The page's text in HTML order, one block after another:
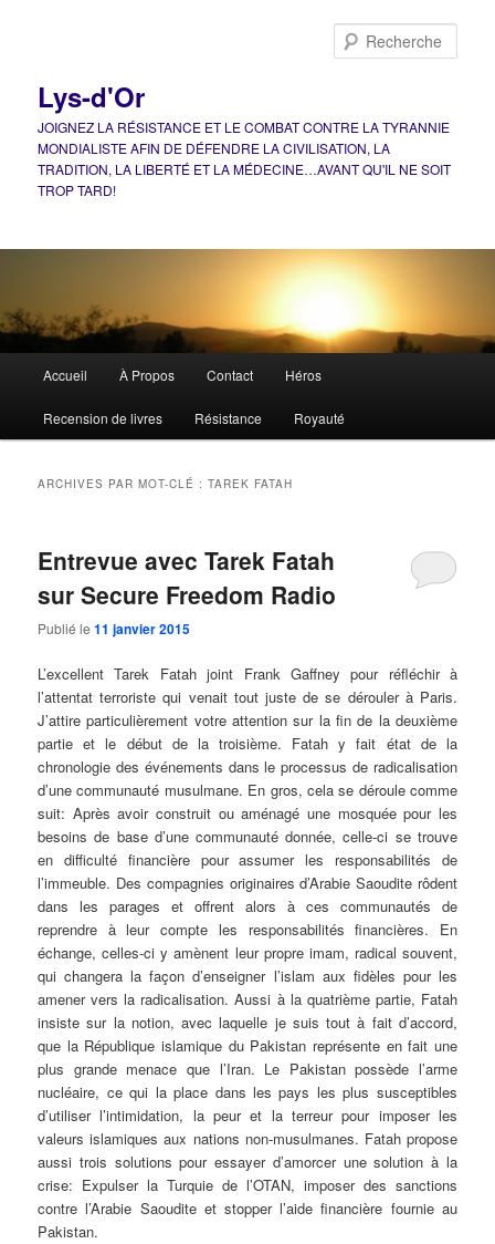
Lys-d'Or
JOIGNEZ LA RÉSISTANCE ET LE COMBAT CONTRE LA TYRANNIE
MONDIALISTE AFIN DE DÉFENDRE LA CIVILISATION, LA
TRADITION, LA LIBERTÉ ET LA MÉDECINE…AVANT QU'IL NE SOIT
TROP TARD!
principal
Accueil À Propos Contact Héros
Recension de livres Résistance Royauté
ARCHIVES PAR MOT-CLÉ :TAREK FATAH
Entrevue avec Tarek Fatah
sur Secure Freedom Radio
Publié le11 janvier 2015
L’excellent Tarek Fatah joint Frank Gaffney pour réfléchir à
l’attentat terroriste qui venait tout juste de se dérouler à Paris.
J’attire particulièrement votre attention sur la fin de la deuxième
partie et le début de la troisième. Fatah y fait état de la
chronologie des événements dans le processus de radicalisation
d’une communauté musulmane. En gros, cela se déroule comme
suit: Après avoir construit ou aménagé une mosquée pour les
besoins de base d’une communauté donnée, celle-ci se trouve
en difficulté financière pour assumer les responsabilités de
l’immeuble. Des compagnies originaires d’Arabie Saoudite rôdent
dans les parages et offrent alors à ces communautés de
reprendre à leur compte les responsabilités financières. En
échange, celles-ci y amènent leur propre imam, radical souvent,
qui changera la façon d’enseigner l’islam aux fidèles pour les
amener vers la radicalisation. Aussi à la quatrième partie, Fatah
insiste sur la notion, avec laquelle je suis tout à fait d’accord,
que la République islamique du Pakistan représente en fait une
plus grande menace que l’Iran. Le Pakistan possède l’arme
nucléaire, ce qui la place dans les pays les plus susceptibles
d’utiliser l’intimidation, la peur et la terreur pour imposer les
valeurs islamiques aux nations non-musulmanes. Fatah propose
aussi trois solutions pour essayer d’amorcer une solution à la
crise: Expulser la Turquie de l’OTAN, imposer des sanctions
contre l’Arabie Saoudite et stopper l’aide financière fournie au
Pakistan.